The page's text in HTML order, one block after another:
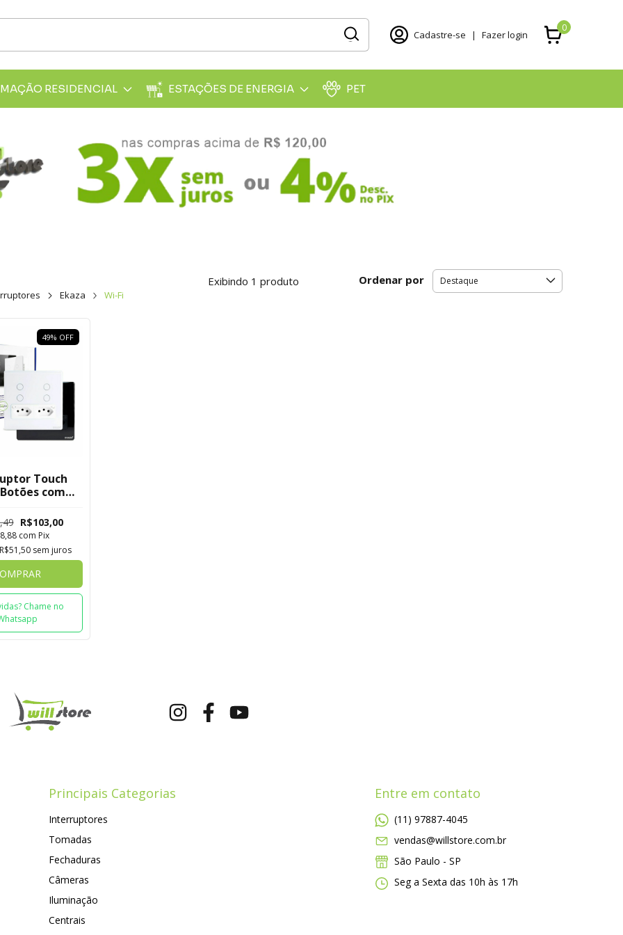
Cadastre-se | Fazer login
0
RESIDENCIAL ESTAÇÕES DE ENERGIA PET
Ekaza Wi-Fi
Exibindo 1 produto Ordenar por
49% OFF
Touch
com
Tuya EKAT
4W
R$103,00
com Pix
R$51,50 sem juros
Chame no
Principais Categorias
Interruptores
Tomadas
Fechaduras
Câmeras
Iluminação
Centrais
Entre em contato
(11) 97887-4045
vendas@willstore.com.br
São Paulo - SP
Seg a Sexta das 10h às 17h